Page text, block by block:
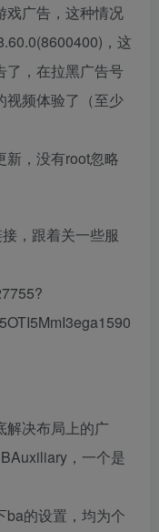
戏广告，这种情况
，这
了，在拉黑广告号
视频体验了（至少
新，没有root忽略
，跟着关一些服
解决布局上的广
，一个是
ba的设置，均为个